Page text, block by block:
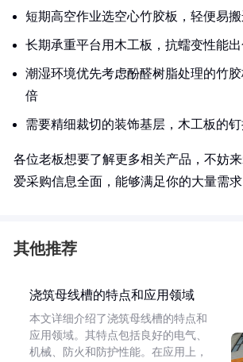
短期高空作业选空心竹胶板，轻便易搬
长期承重平台用木工板，抗蠕变性能
潮湿环境优先考虑酚醛树脂处理的竹
倍
需要精细裁切的装饰基层，木工板的
各位老板想要了解更多相关产品，不妨
爱采购信息全面，能够满足你的大量需求
其他推荐
浇筑母线槽的特点和应用领域
本文详细介绍了浇筑母线槽的特点和
应用领域。其特点包括良好的电气、
机械、防火和防护性能。在应用上，